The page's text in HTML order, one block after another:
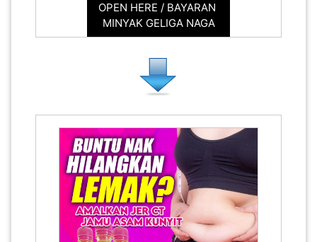
OPEN HERE / BAYARAN
MINYAK GELIGA NAGA